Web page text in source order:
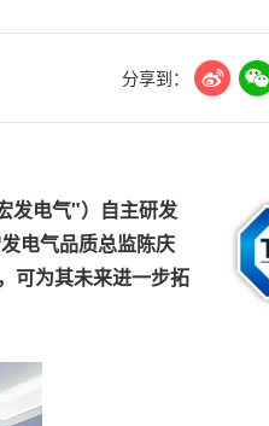
美国临床肿瘤学会(ASCO)
分享到：
发电气"）自主研发
电气品质总监陈庆
可为其未来进一步拓